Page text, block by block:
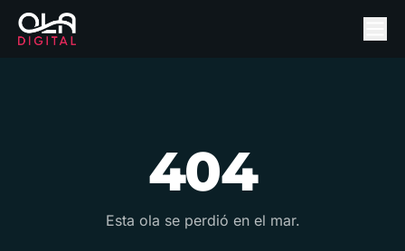
404
Esta ola se perdió en el mar.